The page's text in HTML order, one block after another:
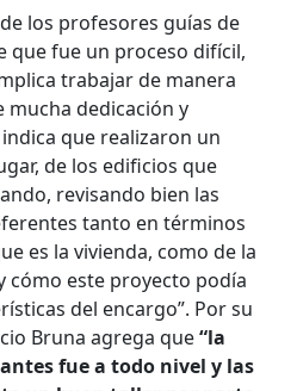
los profesores guías de
que fue un proceso difícil,
trabajar de manera
dedicación y
que realizaron un
de los edificios que
revisando bien las
tanto en términos
es la vivienda, como de la
cómo este proyecto podía
del encargo”. Por su
Bruna agrega que“la
fue a todo nivel y las